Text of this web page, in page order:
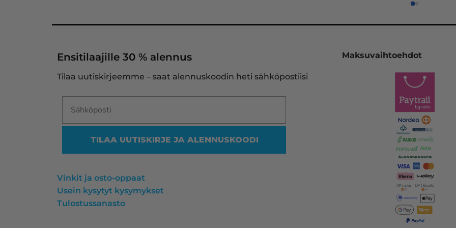
heidän sivujensa kautta uuden
vastaavan. Tulostinmerkkien
sekä kasettien runsaus on
viidakko, missä en halua rämpiä.
Siksi on olemassa tällekin
saralla ammattilaiset.
Vaikka mustakasetin koodi olikin
reilussa vuodessa muuttunut,
heidän ohjelmansa ehdotti
oikeaa vastaavaa yhteensopivaa
kasettia, jonka myös uskalsin
Ensitilaajille 30 % alennus
Tilaa uutiskirjeemme – saat alennuskoodin heti sähköpostiisi
TILAA UUTISKIRJE JA ALENNUSKOODI
Vinkit ja osto-oppaat
Usein kysytyt kysymykset
Tulostussanasto
Maksuvaihtoehdot